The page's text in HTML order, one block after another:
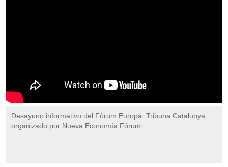
Desayuno informativo del Fòrum Europa. Tribuna Catalunya
organizado por Nueva Economía Fórum.